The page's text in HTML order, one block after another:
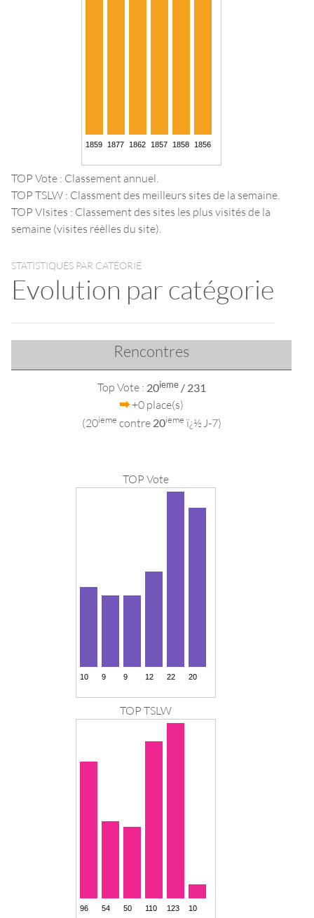
TOP Vote : Classement annuel.
TOP TSLW : Classment des meilleurs sites de la semaine.
TOP VIsites : Classement des sites les plus visités de la
semaine (visites réèlles du site).
STATISTIQUES PAR CATÉORIE
Evolution par catégorie
Rencontres
Top Vote : 20ieme/ 231
+0 place(s)
(20ieme contre 20ieme ï¿½ J-7)
TOP Vote
TOP TSLW